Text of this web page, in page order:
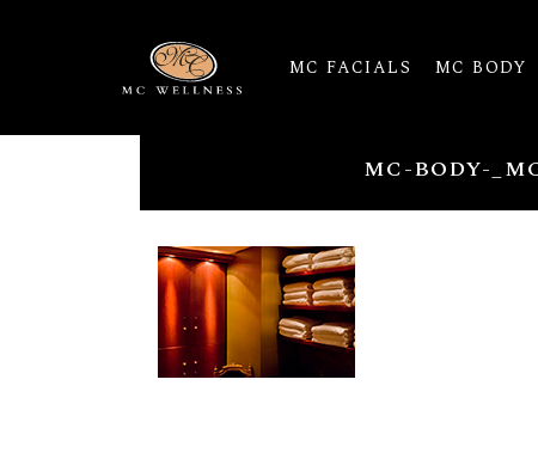
MC FACIALS MC BODY
MC-BODY-